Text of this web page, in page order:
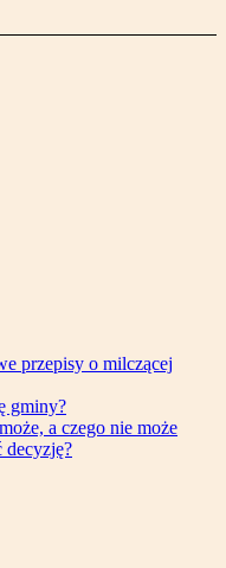
przepisy o milczącej
gminy?
a czego nie może
decyzję?